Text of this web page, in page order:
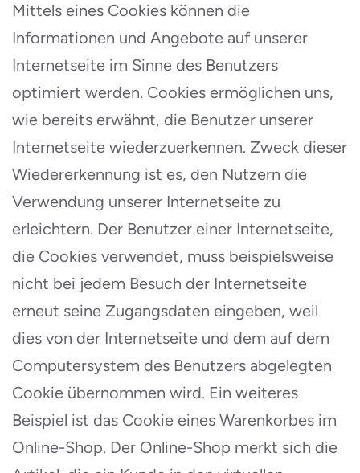
Mittels eines Cookies können die
Informationen und Angebote auf unserer
Internetseite im Sinne des Benutzers
optimiert werden. Cookies ermöglichen uns,
wie bereits erwähnt, die Benutzer unserer
Internetseite wiederzuerkennen. Zweck dieser
Wiedererkennung ist es, den Nutzern die
Verwendung unserer Internetseite zu
erleichtern. Der Benutzer einer Internetseite,
die Cookies verwendet, muss beispielsweise
nicht bei jedem Besuch der Internetseite
erneut seine Zugangsdaten eingeben, weil
dies von der Internetseite und dem auf dem
Computersystem des Benutzers abgelegten
Cookie übernommen wird. Ein weiteres
Beispiel ist das Cookie eines Warenkorbes im
Online-Shop. Der Online-Shop merkt sich die